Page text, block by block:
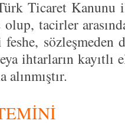
Ticaret Kanunu
olup, tacirler
feshe,
ihtarların
alınmıştır.